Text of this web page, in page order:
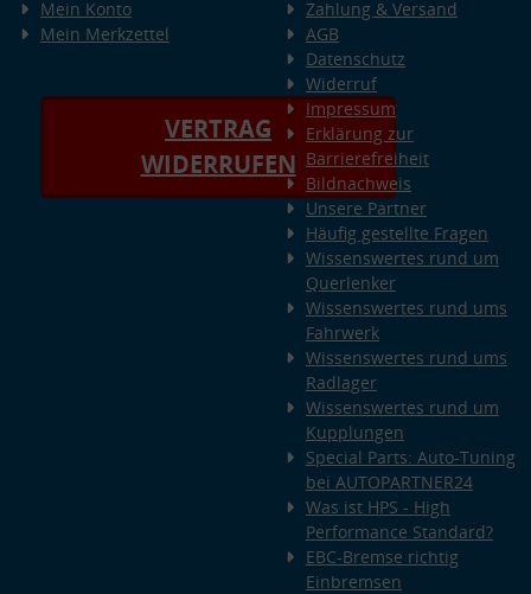
Mein Konto
Mein Merkzettel
VERTRAG
WIDERRUFEN
Zahlung & Versand
AGB
Datenschutz
Widerruf
Impressum
Erklärung zur
Barrierefreiheit
Bildnachweis
Unsere Partner
Häufig gestellte Fragen
Wissenswertes rund um
Querlenker
Wissenswertes rund ums
Fahrwerk
Wissenswertes rund ums
Radlager
Wissenswertes rund um
Kupplungen
Special Parts: Auto-Tuning
bei AUTOPARTNER24
Was ist HPS - High
Performance Standard?
EBC-Bremse richtig
Einbremsen